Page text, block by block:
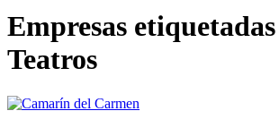
Empresas
Teatros